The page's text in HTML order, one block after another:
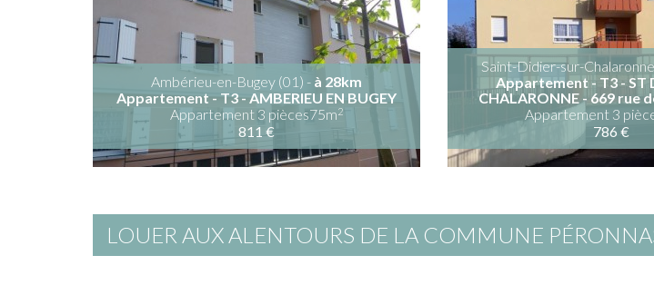
Ambérieu-en-Bugey (01) - à 28km
Appartement - T3 - AMBERIEU EN BUGEY
Appartement 3 pièces75m2
811 €
Saint-Didier-sur-
Appartement - T3 - ST
CHALARONNE - 669 rue
Appartement 3
786 €
LOUER AUX ALENTOURS DE LA COMMUNE